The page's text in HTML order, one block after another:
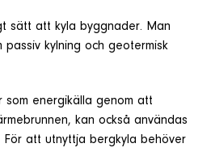
SÖK
sätt att kyla byggnader. Man
passiv kylning och geotermisk
som energikälla genom att
kan också användas
För att utnyttja bergkyla behöver